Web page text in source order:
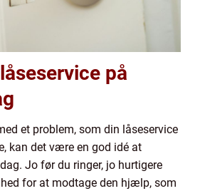
på
et problem, som din låseservice
kan det være en god idé at
Jo før du ringer, jo hurtigere
for at modtage den hjælp, som